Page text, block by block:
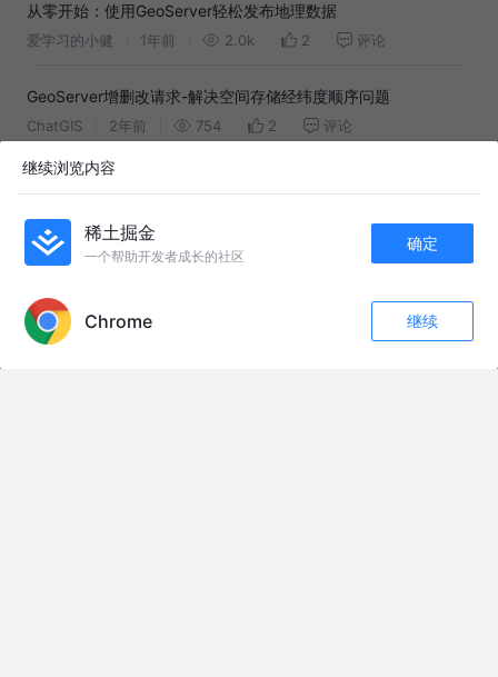
2
从零开始：使用GeoServer轻松发布地理数据
爱学习的小健 1年前 2.0k 2 评论
GeoServer增删改请求-解决空间存储经纬度顺序问题
ChatGIS 2年前 754 2 评论
【server@gis】geoserver服务部署和mysql 数据库图层服务发
Maven 之整体介绍
caitxj_BC
继续浏览内容
稀土掘金
一个帮助开发者成长的社区
确定
Chrome 继续